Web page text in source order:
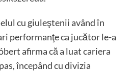
cu giuleştenii având în
performanţe ca jucător le-a
afirma că a luat cariera
începând cu divizia